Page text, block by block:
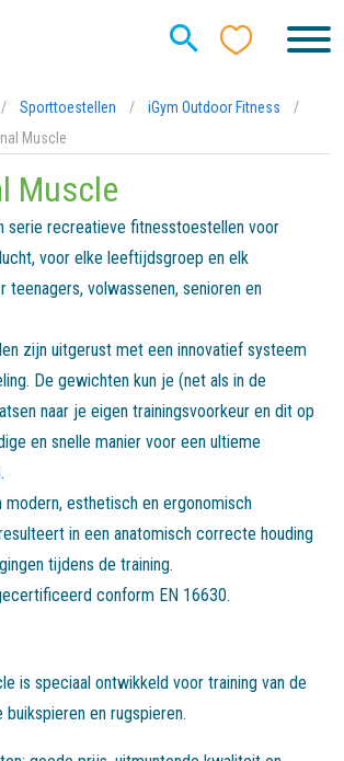
/ Sporttoestellen / iGym Outdoor Fitness
/
Muscle
Muscle
serie recreatieve fitnesstoestellen voor
voor elke leeftijdsgroep en elk
teenagers, volwassenen, senioren en
zijn uitgerust met een innovatief systeem
De gewichten kun je (net als in de
naar je eigen trainingsvoorkeur en dit op
en snelle manier voor een ultieme
modern, esthetisch en ergonomisch
in een anatomisch correcte houding
tijdens de training.
conform EN 16630.
is speciaal ontwikkeld voor training van de
buikspieren en rugspieren.